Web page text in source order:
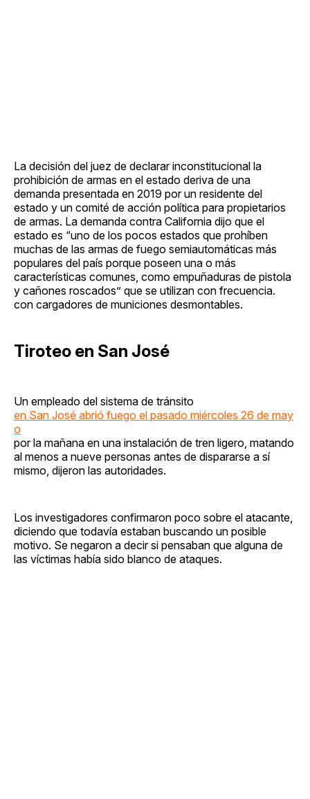
La decisión del juez de declarar inconstitucional la
prohibición de armas en el estado deriva de una
demanda presentada en 2019 por un residente del
estado y un comité de acción política para propietarios
de armas. La demanda contra California dijo que el
estado es “uno de los pocos estados que prohíben
muchas de las armas de fuego semiautomáticas más
populares del país porque poseen una o más
características comunes, como empuñaduras de pistola
y cañones roscados” que se utilizan con frecuencia.
con cargadores de municiones desmontables.
Tiroteo en San José
Un empleado del sistema de tránsito
en San José abrió fuego el pasado miércoles 26 de may
o
por la mañana en una instalación de tren ligero, matando
al menos a nueve personas antes de dispararse a sí
mismo, dijeron las autoridades.
Los investigadores confirmaron poco sobre el atacante,
diciendo que todavía estaban buscando un posible
motivo. Se negaron a decir si pensaban que alguna de
las víctimas había sido blanco de ataques.